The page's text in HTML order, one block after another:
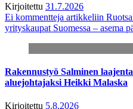
Kirjoitettu 31.7.2026
Ei kommentteja artikkeliin
yrityskaupat Suomessa – asema
Rakennustyö Salminen
aluejohtajaksi Heikki Malaska
Kirjoitettu 5.8.2026